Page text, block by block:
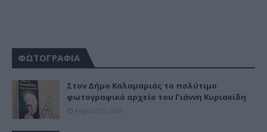
ΦΩΤΟΓΡΑΦΙΑ
Στον Δήμο Καλαμαριάς το πολύτιμο
φωτογραφικό αρχείο του Γιάννη Κυριακίδη